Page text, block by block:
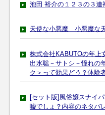
池田 裕介の１２３の３
天使な小悪魔 小悪魔な
株式会社KABUTOの年上
出水聡－サトシ－憧れの
ク＞って効果どう？体験
[セット版]風俗嬢スナイ
嘘でしょ？内容のネタバ